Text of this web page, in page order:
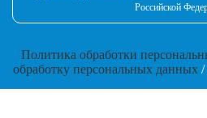
Российской
Политика обработки
обработку персональных данных/